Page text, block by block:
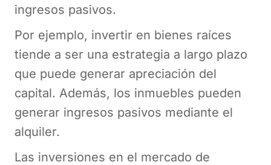
ingresos pasivos.
Por ejemplo, invertir en bienes raíces
tiende a ser una estrategia a largo plazo
que puede generar apreciación del
capital. Además, los inmuebles pueden
generar ingresos pasivos mediante el
alquiler.
Las inversiones en el mercado de